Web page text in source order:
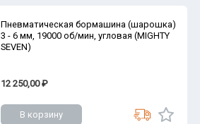
Пневматическая бормашина (шарошка)
3 - 6 мм, 19000 об/мин, угловая (MIGHTY
SEVEN)
12 250,00 ₽
В корзину